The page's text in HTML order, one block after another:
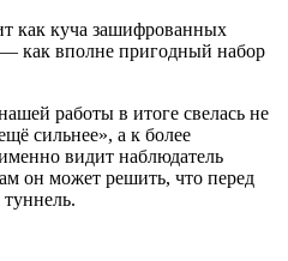
как куча зашифрованных
как вполне пригодный набор
работы в итоге свелась не
сильнее», а к более
видит наблюдатель
он может решить, что перед